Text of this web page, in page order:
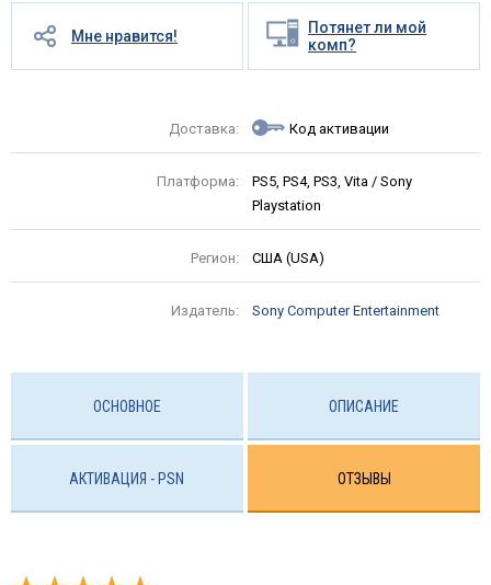
Мне нравится!
Потянет ли мой
комп?
Доставка: Код активации
Платформа:
PS5, PS4, PS3, Vita / Sony
Playstation
Регион: США (USA)
Издатель: Sony Computer Entertainment
ОСНОВНОЕ ОПИСАНИЕ
АКТИВАЦИЯ - PSN ОТЗЫВЫ